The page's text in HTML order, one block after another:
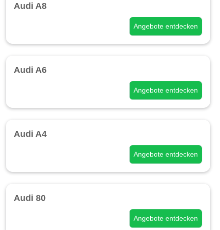
Audi A8
Angebote entdecken
Audi A6
Angebote entdecken
Audi A4
Angebote entdecken
Audi 80
Angebote entdecken